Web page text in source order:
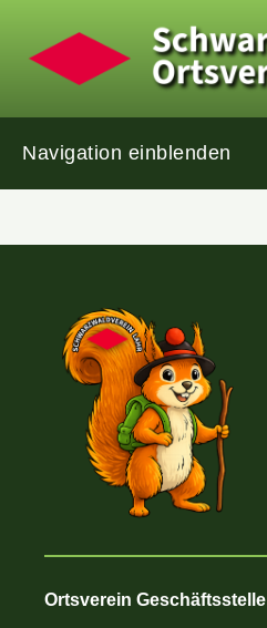
Navigation einblenden
Ortsverein Geschäftsstelle